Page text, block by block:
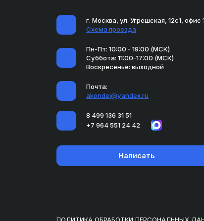
г. Москва, ул. Угрешская, 12с1, офис
Схема проезда
Пн-Пт: 10:00 - 19:00 (МСК)
Суббота: 11:00-17:00 (МСК)
Воскресенье: выходной
Почта:
akondei@yandex.ru
8 499 136 31 51
+7 964 551 24 42
Написать